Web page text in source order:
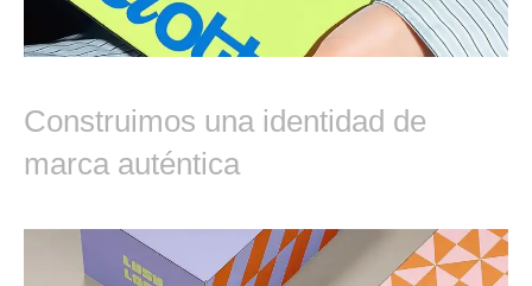
Construimos una identidad de
marca auténtica